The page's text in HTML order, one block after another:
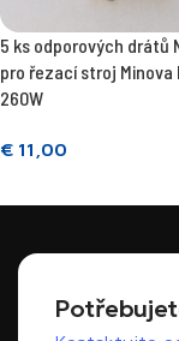
5 ks odporových drátů
pro řezací stroj Minova
260W
€ 11,00